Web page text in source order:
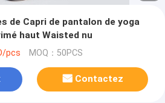
de Capri de pantalon de yoga
haut Waisted nu
pcs MOQ：50PCS
Contactez